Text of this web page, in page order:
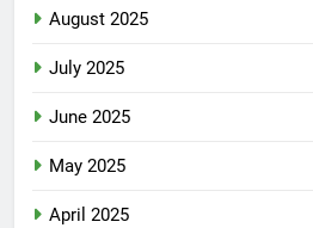
August 2025
July 2025
June 2025
May 2025
April 2025